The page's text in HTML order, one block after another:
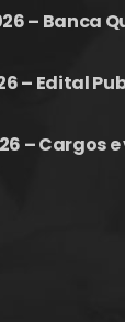
– Banca
– Edital
– Cargos